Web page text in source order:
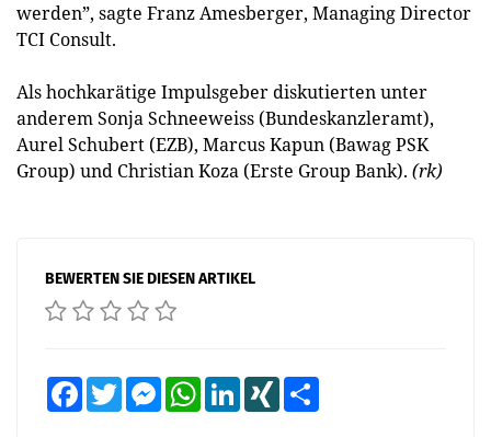
werden”, sagte Franz Amesberger, Managing ­Director
TCI Consult.
Als hochkarätige Impulsgeber diskutierten unter
anderem ­Sonja Schneeweiss (Bundeskanzleramt),
Aurel Schubert (EZB), Marcus Kapun (Bawag PSK
Group) und Christian Koza (Erste Group Bank). (rk)
BEWERTEN SIE DIESEN ARTIKEL
FacebookTwitter MessengerWhatsAppLinkedInXING